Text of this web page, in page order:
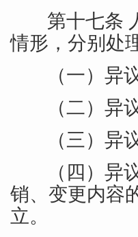
第十七条
情形，分别处
（一）异
（二）异
（三）异
（四）异
销、变更内容
立。